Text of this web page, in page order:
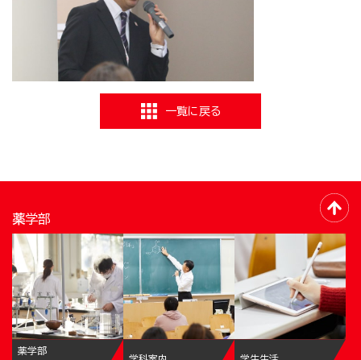
一覧に戻る
薬学部
薬学部